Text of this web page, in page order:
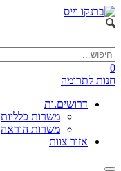
0
חנות לתרומה
דרושים.ות
משרות כלליות
משרות הוראה
אזור צוות